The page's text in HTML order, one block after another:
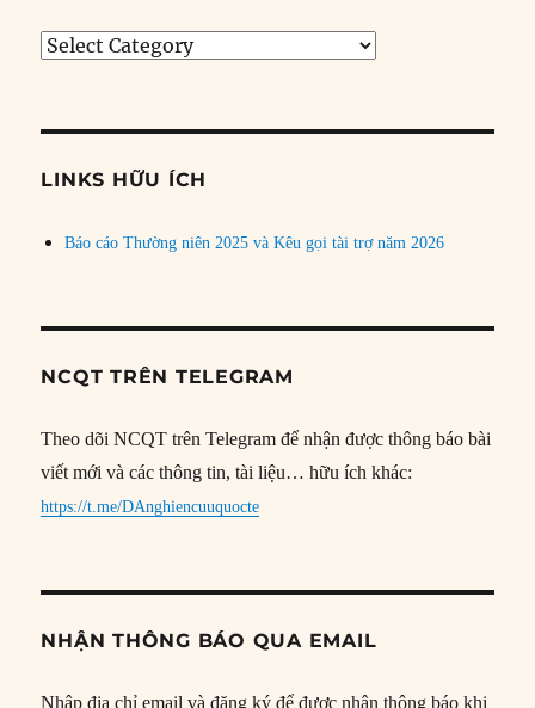
Tìm
đề
LINKS HỮU ÍCH
Báo cáo Thường niên 2025 và Kêu gọi tài trợ năm 2026
NCQT TRÊN TELEGRAM
Theo dõi NCQT trên Telegram để nhận được thông báo bài
viết mới và các thông tin, tài liệu… hữu ích khác:
https://t.me/DAnghiencuuquocte
NHẬN THÔNG BÁO QUA EMAIL
Nhập địa chỉ email và đăng ký để được nhận thông báo khi